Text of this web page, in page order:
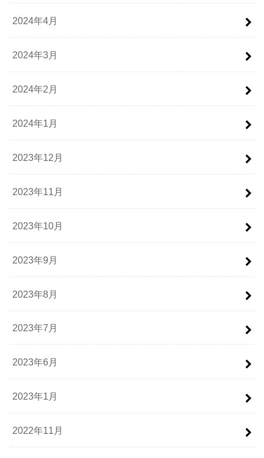
2024年4月
2024年3月
2024年2月
2024年1月
2023年12月
2023年11月
2023年10月
2023年9月
2023年8月
2023年7月
2023年6月
2023年1月
2022年11月